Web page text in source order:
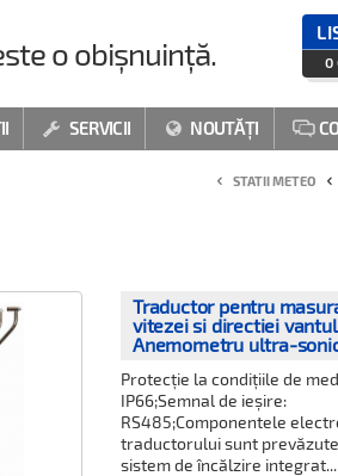
o obișnuință. 0
 SERVICII  NOUTĂȚI 
STATII METEO
Traductor pentru
vitezei si directiei
Anemometru ultra-
Protecție la condițiile de
IP66;Semnal de ieșire:
RS485;Componentele
traductorului sunt
sistem de încălzire integrat...